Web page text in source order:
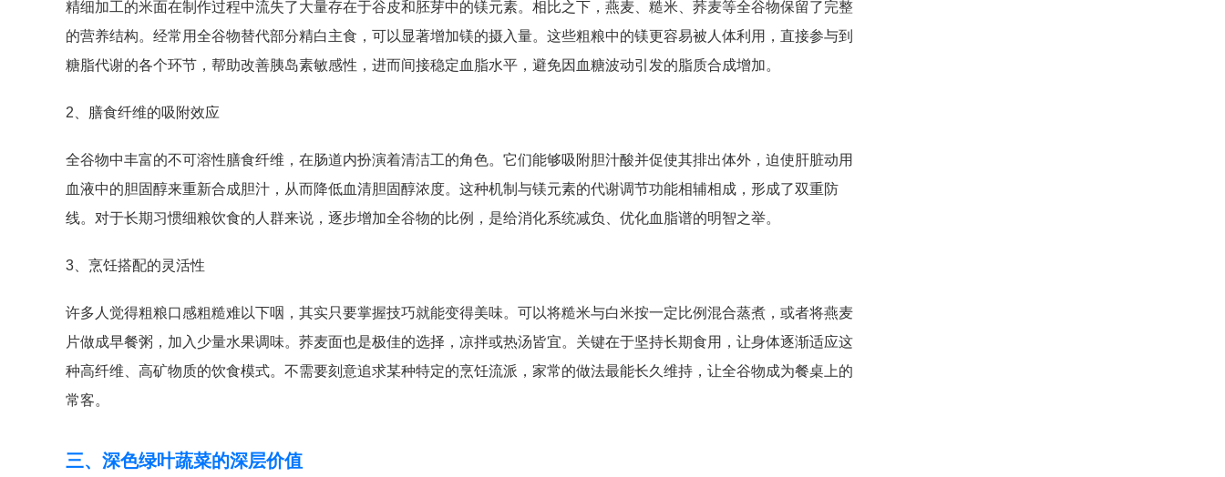
精细加工的米面在制作过程中流失了大量存在于谷皮和胚芽中的镁元素。相比之下，燕麦、糙米、荞麦等全谷物保留了完整
的营养结构。经常用全谷物替代部分精白主食，可以显著增加镁的摄入量。这些粗粮中的镁更容易被人体利用，直接参与到
糖脂代谢的各个环节，帮助改善胰岛素敏感性，进而间接稳定血脂水平，避免因血糖波动引发的脂质合成增加。
2、膳食纤维的吸附效应
全谷物中丰富的不可溶性膳食纤维，在肠道内扮演着清洁工的角色。它们能够吸附胆汁酸并促使其排出体外，迫使肝脏动用
血液中的胆固醇来重新合成胆汁，从而降低血清胆固醇浓度。这种机制与镁元素的代谢调节功能相辅相成，形成了双重防
线。对于长期习惯细粮饮食的人群来说，逐步增加全谷物的比例，是给消化系统减负、优化血脂谱的明智之举。
3、烹饪搭配的灵活性
许多人觉得粗粮口感粗糙难以下咽，其实只要掌握技巧就能变得美味。可以将糙米与白米按一定比例混合蒸煮，或者将燕麦
片做成早餐粥，加入少量水果调味。荞麦面也是极佳的选择，凉拌或热汤皆宜。关键在于坚持长期食用，让身体逐渐适应这
种高纤维、高矿物质的饮食模式。不需要刻意追求某种特定的烹饪流派，家常的做法最能长久维持，让全谷物成为餐桌上的
常客。
三、深色绿叶蔬菜的深层价值